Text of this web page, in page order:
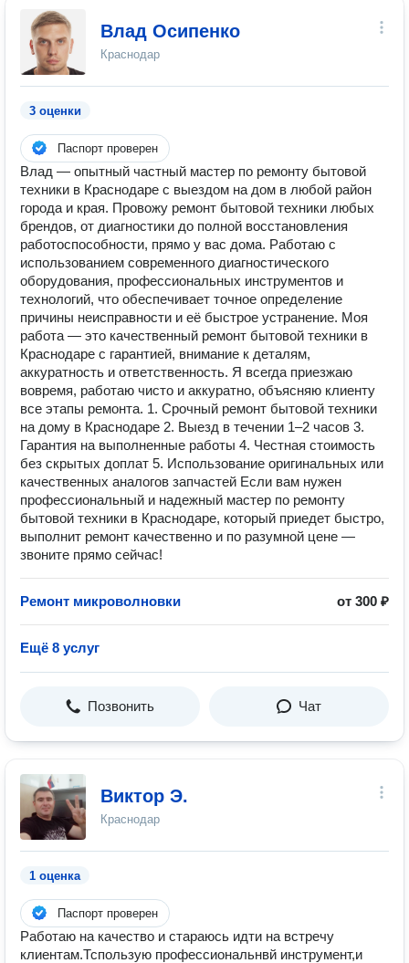
Влад Осипенко
Краснодар
3 оценки
Паспорт проверен
Влад — опытный частный мастер по ремонту бытовой
техники в Краснодаре с выездом на дом в любой район
города и края. Провожу ремонт бытовой техники любых
брендов, от диагностики до полной восстановления
работоспособности, прямо у вас дома. Работаю с
использованием современного диагностического
оборудования, профессиональных инструментов и
технологий, что обеспечивает точное определение
причины неисправности и её быстрое устранение. Моя
работа — это качественный ремонт бытовой техники в
Краснодаре с гарантией, внимание к деталям,
аккуратность и ответственность. Я всегда приезжаю
вовремя, работаю чисто и аккуратно, объясняю клиенту
все этапы ремонта. 1. Срочный ремонт бытовой техники
на дому в Краснодаре 2. Выезд в течении 1–2 часов 3.
Гарантия на выполненные работы 4. Честная стоимость
без скрытых доплат 5. Использование оригинальных или
качественных аналогов запчастей Если вам нужен
профессиональный и надежный мастер по ремонту
бытовой техники в Краснодаре, который приедет быстро,
выполнит ремонт качественно и по разумной цене —
звоните прямо сейчас!
Ремонт микроволновки от 300 ₽
Ещё 8 услуг
Позвонить Чат
Виктор Э.
Краснодар
1 оценка
Паспорт проверен
Работаю на качество и стараюсь идти на встречу
клиентам.Тспользую профессиональнвй инструмент,и